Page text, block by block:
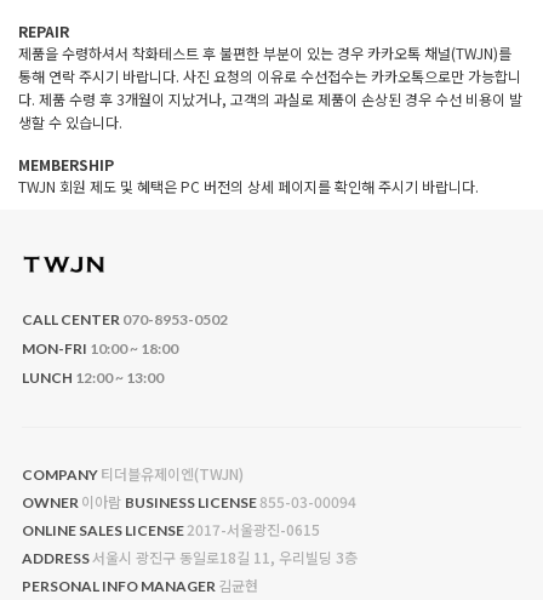
REPAIR
제품을 수령하셔서 착화테스트 후 불편한 부분이 있는 경우 카카오톡 채널(TWJN)를
통해 연락 주시기 바랍니다. 사진 요청의 이유로 수선접수는 카카오톡으로만 가능합니
다. 제품 수령 후 3개월이 지났거나, 고객의 과실로 제품이 손상된 경우 수선 비용이 발
생할 수 있습니다.
MEMBERSHIP
TWJN 회원 제도 및 혜택은 PC 버전의 상세 페이지를 확인해 주시기 바랍니다.
CALL CENTER 070-8953-0502
MON-FRI 10:00 ~ 18:00
LUNCH 12:00 ~ 13:00
COMPANY 티더블유제이엔(TWJN)
OWNER 이아람 BUSINESS LICENSE855-03-00094
ONLINE SALES LICENSE 2017-서울광진-0615
ADDRESS서울시 광진구 동일로18길 11, 우리빌딩 3층
PERSONAL INFO MANAGER 김균현